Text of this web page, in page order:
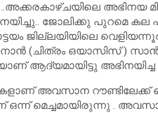
അഭിനയ
ജോലിക്കു പുറമെ
ജില്ലയിയിലെ
മേനോൻ (ചിത്രം ഒയാസിസ്‌ )
ആദ്യമായിട്ടു
അവസാന റൗണ്ടിലേക്ക്
ഒന്ന് മെച്ചമായിരുന്നു .